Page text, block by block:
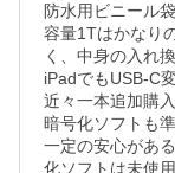
防水用ビニール
容量1Tはかなり
く、中身の入れ
iPadでもUSB-C
近々一本追加購
暗号化ソフトも
一定の安心があ
化ソフトは未使